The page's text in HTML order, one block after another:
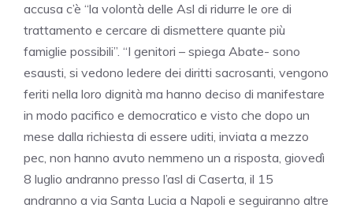
accusa c’è “la volontà delle Asl di ridurre le ore di
trattamento e cercare di dismettere quante più
famiglie possibili”. “I genitori – spiega Abate- sono
esausti, si vedono ledere dei diritti sacrosanti, vengono
feriti nella loro dignità ma hanno deciso di manifestare
in modo pacifico e democratico e visto che dopo un
mese dalla richiesta di essere uditi, inviata a mezzo
pec, non hanno avuto nemmeno un a risposta, giovedì
8 luglio andranno presso l’asl di Caserta, il 15
andranno a via Santa Lucia a Napoli e seguiranno altre